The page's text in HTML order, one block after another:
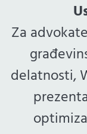
Za
delatnosti,